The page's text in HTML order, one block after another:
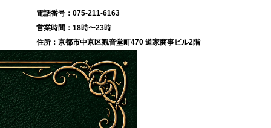
075-211-6163
18時〜23時
京都市中京区観音堂町470 道家商事ビル2階